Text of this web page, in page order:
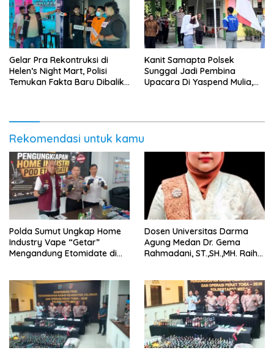
Gelar Pra Rekontruksi di
Helen’s Night Mart, Polisi
Temukan Fakta Baru Dibalik
Kanit Samapta Polsek
Sunggal Jadi Pembina
Upacara Di Yaspend Mulia,
Rekomendasi untuk kamu
‎Polda Sumut Ungkap Home
Industry Vape “Getar”
Mengandung Etomidate di
Dosen Universitas Darma
Agung Medan Dr. Gema
Rahmadani, ST.,SH.,MH. Raih